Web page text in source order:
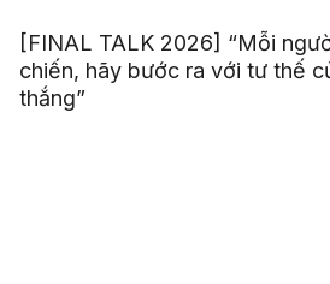
[FINAL TALK 2026] “Mỗi
chiến, hãy bước ra với tư thế
thắng”